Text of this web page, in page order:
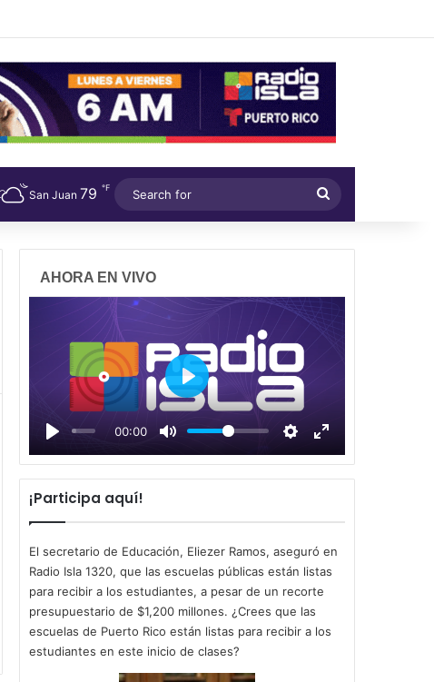
San Juan 79 ℉
for
AHORA EN VIVO
00:00
P
l
a
y
¡Participa aquí!
El secretario de Educación, Eliezer Ramos, aseguró en
Radio Isla 1320, que las escuelas públicas están listas
para recibir a los estudiantes, a pesar de un recorte
presupuestario de $1,200 millones. ¿Crees que las
escuelas de Puerto Rico están listas para recibir a los
estudiantes en este inicio de clases?